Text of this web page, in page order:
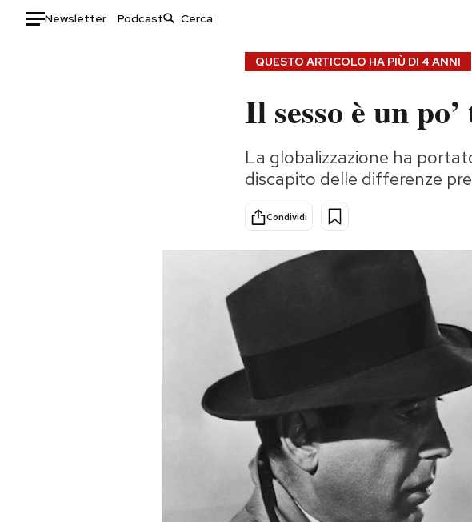
Newsletter Podcast
Consumismi
Storie/Idee
Ok Boomer!
Media
Altrecose
Mondiali calcio 2026
QUESTO ARTICOLO HA PIÙ DI 4 ANNI
Il sesso è un
La globalizzazione ha
discapito delle differenze
Condividi